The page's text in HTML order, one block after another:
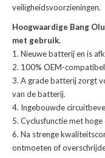
veiligheidsvoorzieningen.
Hoogwaardige Bang
met gebruik.
Nieuwe batterij en is
100% OEM-
A grade batterij zorgt
van de batterij.
Ingebouwde
Cyclusfunctie met
Na strenge
ontmoeten of